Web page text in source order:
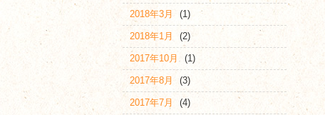
2018年3月 (1)
2018年1月 (2)
2017年10月 (1)
2017年8月 (3)
2017年7月 (4)